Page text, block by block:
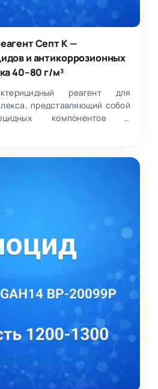
Септ К —
и антикоррозионных
40–80 г/м³
реагент для
представляющий собой
компонентов и